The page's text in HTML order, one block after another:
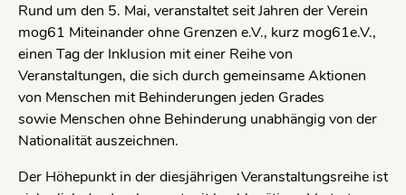
Rund um den 5. Mai, veranstaltet seit Jahren der Verein
mog61 Miteinander ohne Grenzen e.V., kurz mog61e.V.,
einen Tag der Inklusion mit einer Reihe von
Veranstaltungen, die sich durch gemeinsame Aktionen
von Menschen mit Behinderungen jeden Grades
sowie Menschen ohne Behinderung unabhängig von der
Nationalität auszeichnen.
Der Höhepunkt in der diesjährigen Veranstaltungsreihe ist